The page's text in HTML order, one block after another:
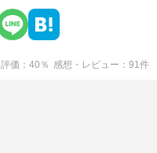
評価 40 ％ 感想・レビュー 91 件